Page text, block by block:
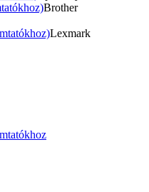
Brother
Lexmark